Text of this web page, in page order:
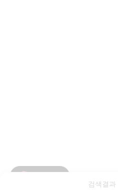
검색결과